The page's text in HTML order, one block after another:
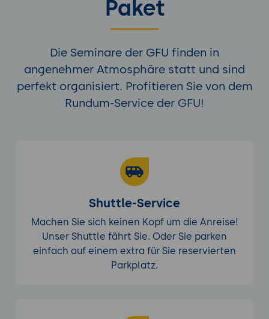
Paket
Die Seminare der GFU finden in
angenehmer Atmosphäre statt und sind
perfekt organisiert. Profitieren Sie von dem
Rundum-Service der GFU!
Shuttle-Service
Machen Sie sich keinen Kopf um die Anreise!
Unser Shuttle fährt Sie. Oder Sie parken
einfach auf einem extra für Sie reservierten
Parkplatz.